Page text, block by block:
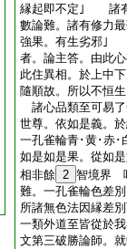
縁起即不定｣ 諸有
數論難。諸有修力
強果。有生劣邪｣
者。論主答。由此
此住異相。於上中
隨順故。所以不恒
諸心品類至可易
世尊。依如是義。
一孔雀輪青･黄･赤
如是如是果。從如
相非餘 2 智境界
難。一孔雀輪色差
所諸無色法因縁差
一類外道至皆從於
文第三破勝論師。